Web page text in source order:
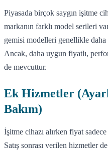
Piyasada birçok saygın işitme
markanın farklı model serileri
gemisi modelleri genellikle
Ancak, daha uygun fiyatlı,
de mevcuttur.
Ek Hizmetler
Bakım)
İşitme cihazı alırken fiyat
Satış sonrası verilen hizmetler